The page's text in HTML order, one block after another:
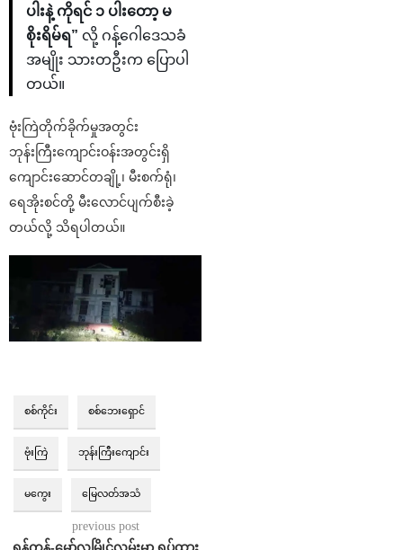
ပါးနဲ့ ကိုရင် ၁ ပါးတော့ မ
စိုးရိမ်ရ” လို့ ဂန့်ဂေါဒေသခံ
အမျိုး သားတဦးက ပြောပါ
တယ်။
ဗုံးကြဲတိုက်ခိုက်မှုအတွင်း
ဘုန်းကြီးကျောင်းဝန်းအတွင်းရှိ
ကျောင်းဆောင်တချို့၊ မီးစက်ရုံ၊
ရေအိုးစင်တို့ မီးလောင်ပျက်စီးခဲ့
တယ်လို့ သိရပါတယ်။
စစ်ကိုင်း စစ်ဘေးရှောင်
ဗုံးကြဲ ဘုန်းကြီးကျောင်း
မကွေး မြေလတ်အသံ
previous post
ရန်ကုန်-မော်လမြိုင်လမ်းမှာ ရပ်ထား